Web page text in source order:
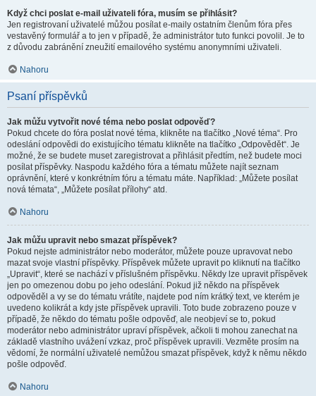
Když chci poslat e-mail uživateli fóra, musím se přihlásit?
Jen registrovaní uživatelé můžou posílat e-maily ostatním členům fóra přes
vestavěný formulář a to jen v případě, že administrátor tuto funkci povolil. Je to
z důvodu zabránění zneužití emailového systému anonymními uživateli.
Nahoru
Psaní příspěvků
Jak můžu vytvořit nové téma nebo poslat odpověď?
Pokud chcete do fóra poslat nové téma, klikněte na tlačítko „Nové téma“. Pro
odeslání odpovědi do existujícího tématu klikněte na tlačítko „Odpovědět“. Je
možné, že se budete muset zaregistrovat a přihlásit předtím, než budete moci
posílat příspěvky. Naspodu každého fóra a tématu můžete najít seznam
oprávnění, které v konkrétním fóru a tématu máte. Například: „Můžete posílat
nová témata“, „Můžete posílat přílohy“ atd.
Nahoru
Jak můžu upravit nebo smazat příspěvek?
Pokud nejste administrátor nebo moderátor, můžete pouze upravovat nebo
mazat svoje vlastní příspěvky. Příspěvek můžete upravit po kliknutí na tlačítko
„Upravit“, které se nachází v příslušném příspěvku. Někdy lze upravit příspěvek
jen po omezenou dobu po jeho odeslání. Pokud již někdo na příspěvek
odpověděl a vy se do tématu vrátíte, najdete pod ním krátký text, ve kterém je
uvedeno kolikrát a kdy jste příspěvek upravili. Toto bude zobrazeno pouze v
případě, že někdo do tématu pošle odpověď, ale neobjeví se to, pokud
moderátor nebo administrátor upraví příspěvek, ačkoli ti mohou zanechat na
základě vlastního uvážení vzkaz, proč příspěvek upravili. Vezměte prosím na
vědomí, že normální uživatelé nemůžou smazat příspěvek, když k němu někdo
pošle odpověď.
Nahoru